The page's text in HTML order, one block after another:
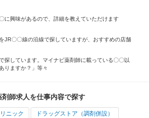
に興味があるので、詳細を教えていただけます
JR〇〇線の沿線で探していますが、おすすめの店舗
探しています。マイナビ薬剤師に載っている〇〇以
りますか？」等々
師求人を仕事内容で探す
ニック ドラッグストア（調剤併設）